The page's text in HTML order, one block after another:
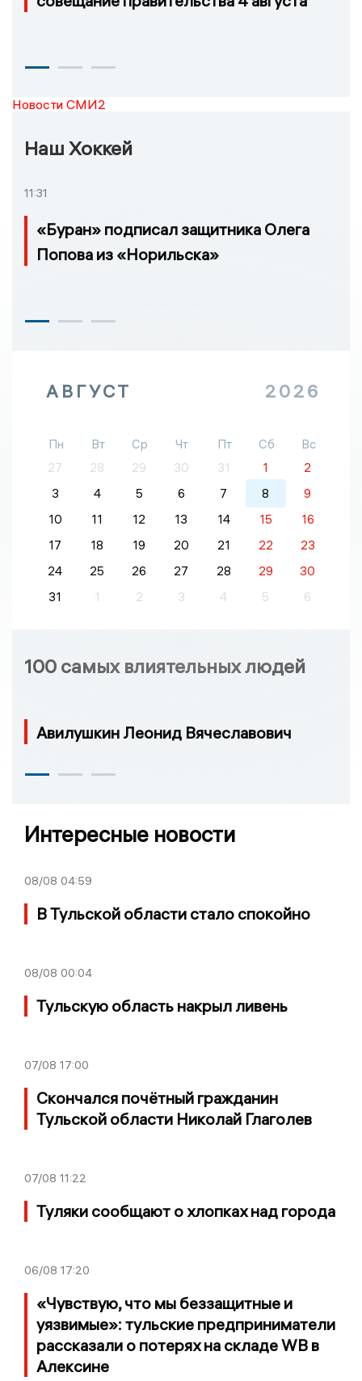
Новости СМИ2
Наш Хоккей
11:31
«Буран» подписал защитника Олега
Попова из «Норильска»
АВГУСТ 2026
Пн Вт Ср Чт Пт Сб
Вс
27
28 29 30 31 1
2
3
4 5 6 7 8
9
10
11 12 13 14 15
16
17
18 19 20 21 22
23
24
25 26 27 28 29
30
31
1 2 3 4 5 6
100 самых влиятельных людей
Авилушкин Леонид Вячеславович
Интересные новости
08/08 04:59
В Тульской области стало спокойно
08/08 00:04
Тульскую область накрыл ливень
07/08 17:00
Скончался почётный гражданин
Тульской области Николай Глаголев
07/08 11:22
Туляки сообщают о хлопках над города
06/08 17:20
«Чувствую, что мы беззащитные и
уязвимые»: тульские предприниматели
рассказали о потерях на складе WB в
Алексине